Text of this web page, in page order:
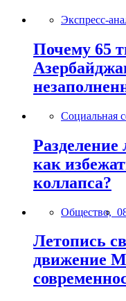
Экспресс-
Почему 65
Социальная
как
коллапса?
Общество,
Летопись
движение